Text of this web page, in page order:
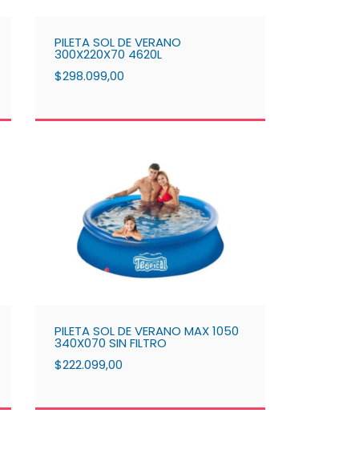
PILETA SOL DE VERANO
300X220X70 4620L
$298.099,00
PILETA SOL DE VERANO MAX 1050
340X070 SIN FILTRO
$222.099,00